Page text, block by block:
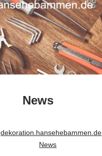
News
dekoration.hansehebammen.de
News